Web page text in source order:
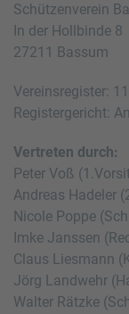
Schützenverein
In der Hollbinde 8
27211 Bassum
Vereinsregister:
Registergericht:
Vertreten durch:
Peter Voß
Andreas Hadeler
Nicole Poppe
Imke Janssen
Claus Liesmann
Jörg Landwehr
Walter Rätzke